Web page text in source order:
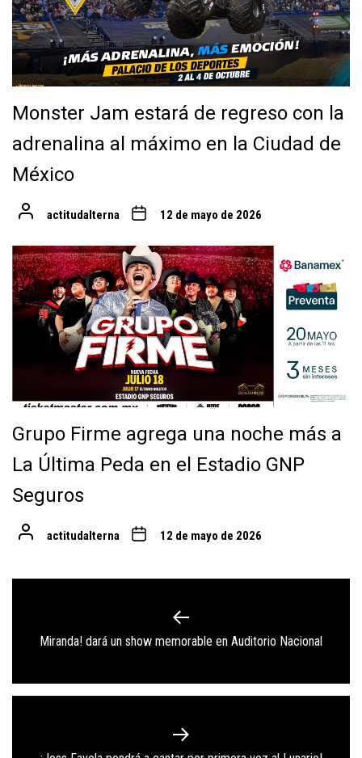
Monster Jam estará de regreso con la
adrenalina al máximo en la Ciudad de
México
actitudalterna 12 de mayo de 2026
Grupo Firme agrega una noche más a
La Última Peda en el Estadio GNP
Seguros
actitudalterna 12 de mayo de 2026
entradas
Previous
Miranda! dará un show memorable en Auditorio Nacional